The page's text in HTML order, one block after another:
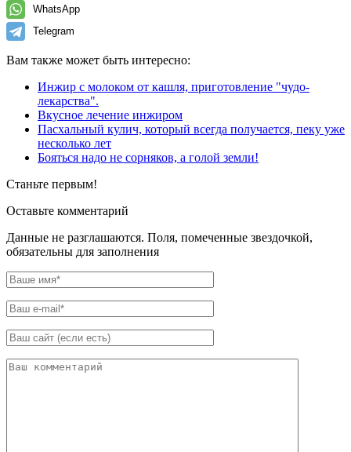
WhatsApp
Telegram
Вам также может быть интересно:
Инжир с молоком от кашля, приготовление "чудо-
лекарства".
Вкусное лечение инжиром
Пасхальный кулич, который всегда получается, пеку уже
несколько лет
Бояться надо не сорняков, а голой земли!
Станьте первым!
Оставьте комментарий
Данные не разглашаются. Поля, помеченные звездочкой,
обязательны для заполнения